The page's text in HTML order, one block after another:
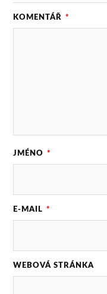
KOMENTÁŘ *
JMÉNO *
E-MAIL *
WEBOVÁ STRÁNKA